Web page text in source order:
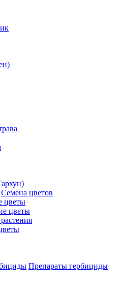
Семена цветов
цветы
цветы
Препараты гербициды